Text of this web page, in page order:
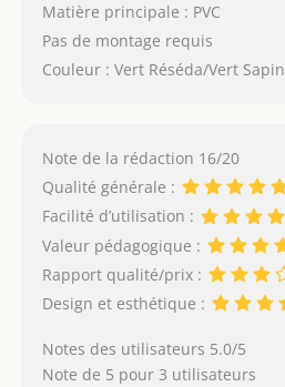
Matière principale : PVC
Pas de montage requis
Couleur : Vert Réséda/Vert Sapin
Note de la rédaction 16/20
Qualité générale :
Facilité d’utilisation :
Valeur pédagogique :
Rapport qualité/prix :
Design et esthétique :
Notes des utilisateurs 5.0/5
Note de 5 pour 3 utilisateurs